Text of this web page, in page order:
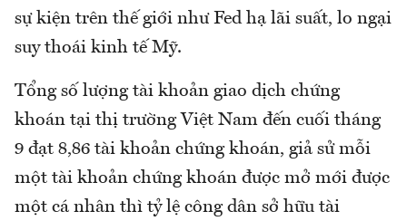
sự kiện trên thế giới như Fed hạ lãi suất, lo ngại
suy thoái kinh tế Mỹ.
Tổng số lượng tài khoản giao dịch chứng
khoán tại thị trường Việt Nam đến cuối tháng
9 đạt 8,86 tài khoản chứng khoán, giả sử mỗi
một tài khoản chứng khoán được mở mới được
một cá nhân thì tỷ lệ công dân sở hữu tài